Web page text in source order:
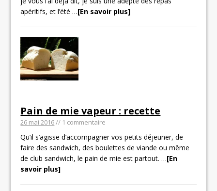
apéritifs, et l’été…[En savoir plus]
Pain de mie vapeur : recette
26 mai 2016// 1 commentaire
Qu’il s’agisse d’accompagner vos petits déjeuner, de
faire des sandwich, des boulettes de viande ou même
de club sandwich, le pain de mie est partout.…[En
savoir plus]